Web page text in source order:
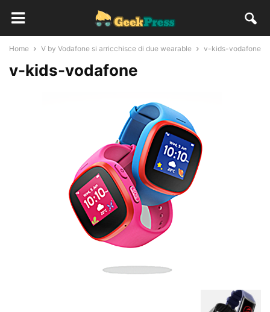
Home V by Vodafone si arricchisce di due wearable v-kids-vodafone
v-kids-vodafone